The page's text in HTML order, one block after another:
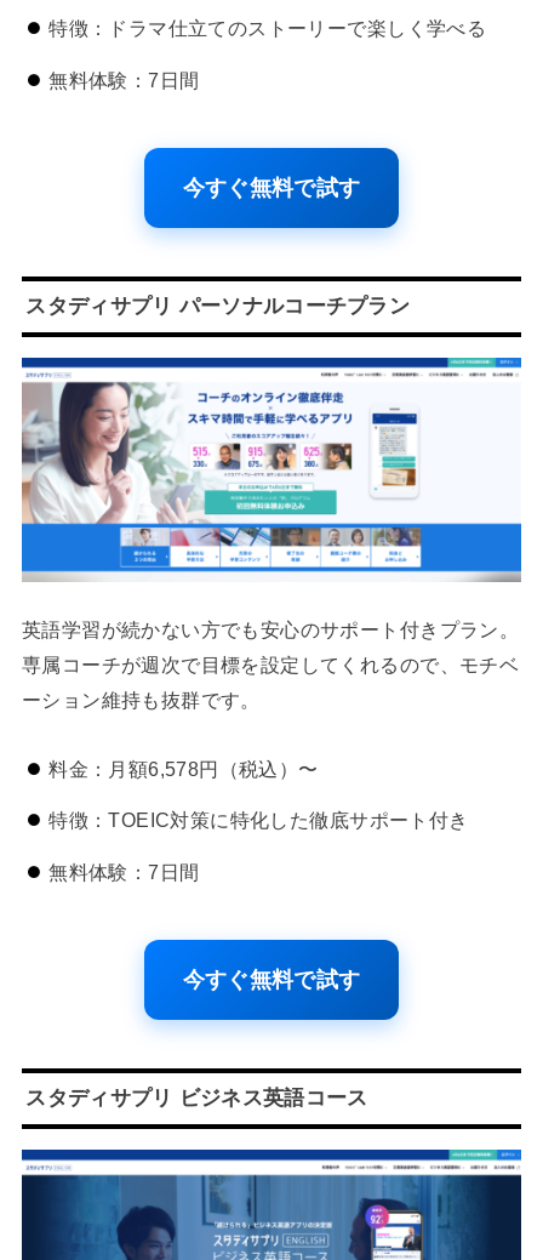
特徴：ドラマ仕立てのストーリーで楽しく学べる
無料体験：7日間
今すぐ無料で試す
スタディサプリ パーソナルコーチプラン
英語学習が続かない方でも安心のサポート付きプラン。
専属コーチが週次で目標を設定してくれるので、モチベ
ーション維持も抜群です。
料金：月額6,578円（税込）〜
特徴：TOEIC対策に特化した徹底サポート付き
無料体験：7日間
今すぐ無料で試す
スタディサプリ ビジネス英語コース